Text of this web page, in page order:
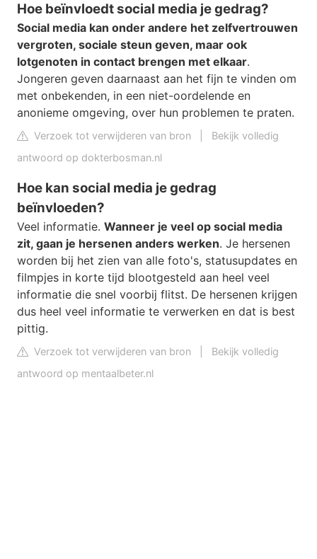
Hoe beïnvloedt social media je gedrag?
Social media kan onder andere het zelfvertrouwen
vergroten, sociale steun geven, maar ook
lotgenoten in contact brengen met elkaar.
Jongeren geven daarnaast aan het fijn te vinden om
met onbekenden, in een niet-oordelende en
anonieme omgeving, over hun problemen te praten.
Verzoek tot verwijderen van bron
Bekijk volledig
antwoord op dokterbosman.nl
Hoe kan social media je gedrag
beïnvloeden?
Veel informatie. Wanneer je veel op social media
zit, gaan je hersenen anders werken. Je hersenen
worden bij het zien van alle foto's, statusupdates en
filmpjes in korte tijd blootgesteld aan heel veel
informatie die snel voorbij flitst. De hersenen krijgen
dus heel veel informatie te verwerken en dat is best
pittig.
Verzoek tot verwijderen van bron
Bekijk volledig
antwoord op mentaalbeter.nl